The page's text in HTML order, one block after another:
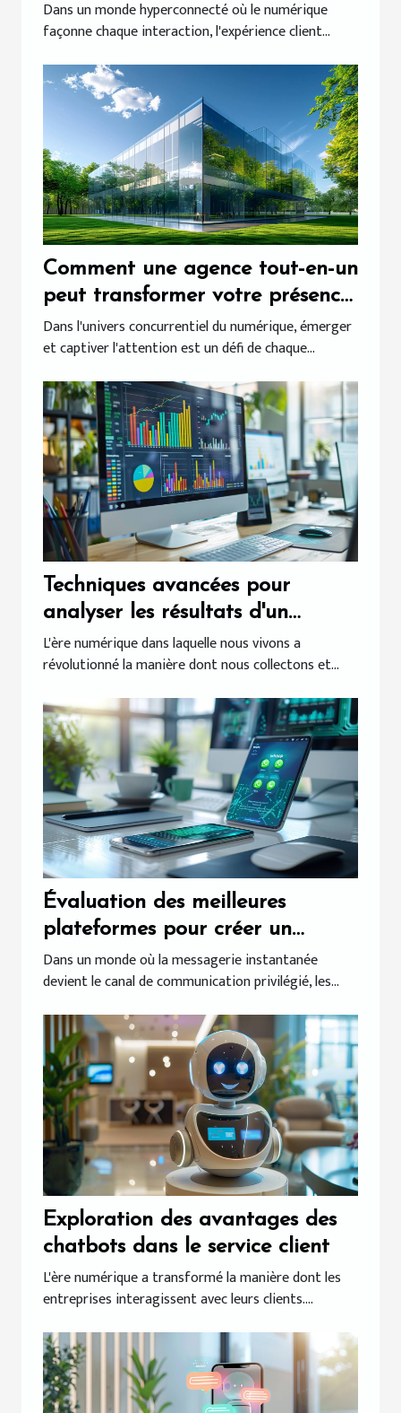
numérique
Dans un monde hyperconnecté où le numérique
façonne chaque interaction, l'expérience client...
Comment une agence tout-en-un
peut transformer votre présence
digitale
Dans l'univers concurrentiel du numérique, émerger
et captiver l'attention est un défi de chaque...
Techniques avancées pour
analyser les résultats d'un
sondage en ligne
L'ère numérique dans laquelle nous vivons a
révolutionné la manière dont nous collectons et...
Évaluation des meilleures
plateformes pour créer un
chatbot sur WhatsApp
Dans un monde où la messagerie instantanée
devient le canal de communication privilégié, les...
Exploration des avantages des
chatbots dans le service client
L'ère numérique a transformé la manière dont les
entreprises interagissent avec leurs clients....